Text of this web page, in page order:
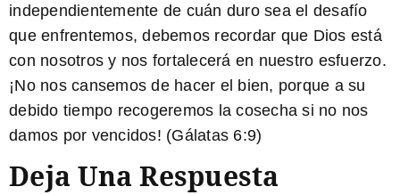
independientemente de cuán duro sea el desafío
que enfrentemos, debemos recordar que Dios está
con nosotros y nos fortalecerá en nuestro esfuerzo.
¡No nos cansemos de hacer el bien, porque a su
debido tiempo recogeremos la cosecha si no nos
damos por vencidos! (Gálatas 6:9)
Deja Una Respuesta